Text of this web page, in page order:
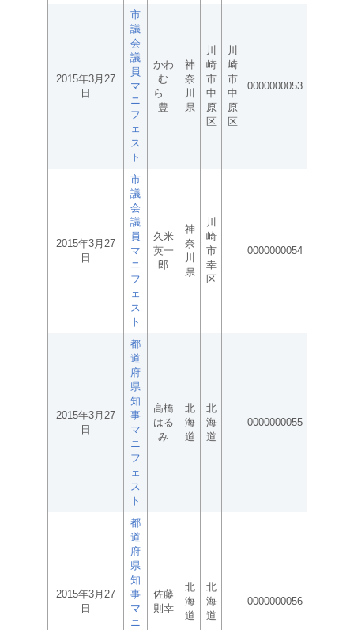
2015年3月27
日
市
議
会
議
員
マ
ニ
フ
ェ
ス
ト
かわ
む
ら
豊
神
奈
川
県
川
崎
市
中
原
区
川
崎
市
中
原
区
0000000053
2015年3月27
日
市
議
会
議
員
マ
ニ
フ
ェ
ス
ト
久米
英一
郎
神
奈
川
県
川
崎
市
幸
区
0000000054
2015年3月27
日
都
道
府
県
知
事
マ
ニ
フ
ェ
ス
ト
高橋
はる
み
北
海
道
北
海
道
0000000055
2015年3月27
日
都
道
府
県
知
事
マ
ニ
佐藤
則幸
北
海
道
北
海
道
0000000056